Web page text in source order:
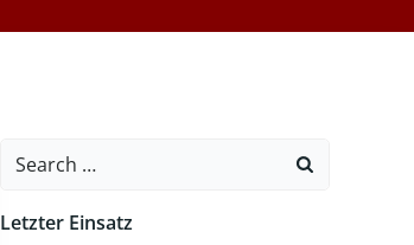
Search
Letzter Einsatz